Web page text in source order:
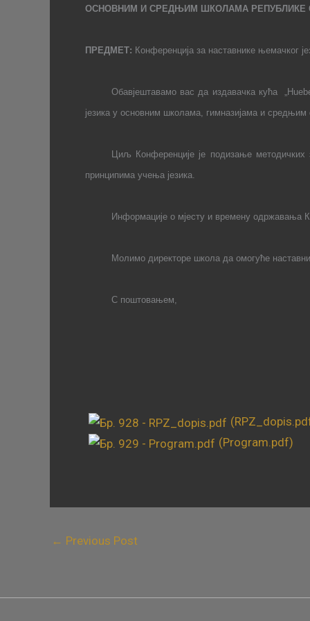
ОСНОВНИМ И СРЕДЊИМ ШКОЛАМА РЕПУБЛИКЕ
ПРЕДМЕТ: Конференција за наставнике њемачког
Обавјештавамо вас да издавачка кућа „
језика у основним школама, гимназијама и средњим
Циљ Конференције је подизање
принципима учења језика.
Информације о мјесту и времену одржавања
Молимо директоре школа да омогуће
С поштовањем,
(Program.pdf)
← Previous Post